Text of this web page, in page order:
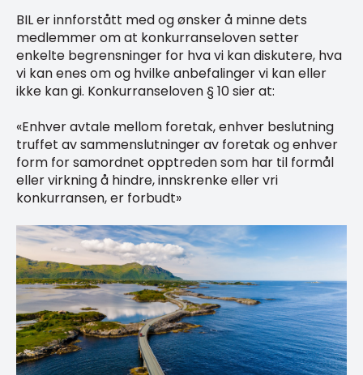
BIL er innforstått med og ønsker å minne dets
medlemmer om at konkurranseloven setter
enkelte begrensninger for hva vi kan diskutere, hva
vi kan enes om og hvilke anbefalinger vi kan eller
ikke kan gi. Konkurranseloven § 10 sier at:
«Enhver avtale mellom foretak, enhver beslutning
truffet av sammenslutninger av foretak og enhver
form for samordnet opptreden som har til formål
eller virkning å hindre, innskrenke eller vri
konkurransen, er forbudt»